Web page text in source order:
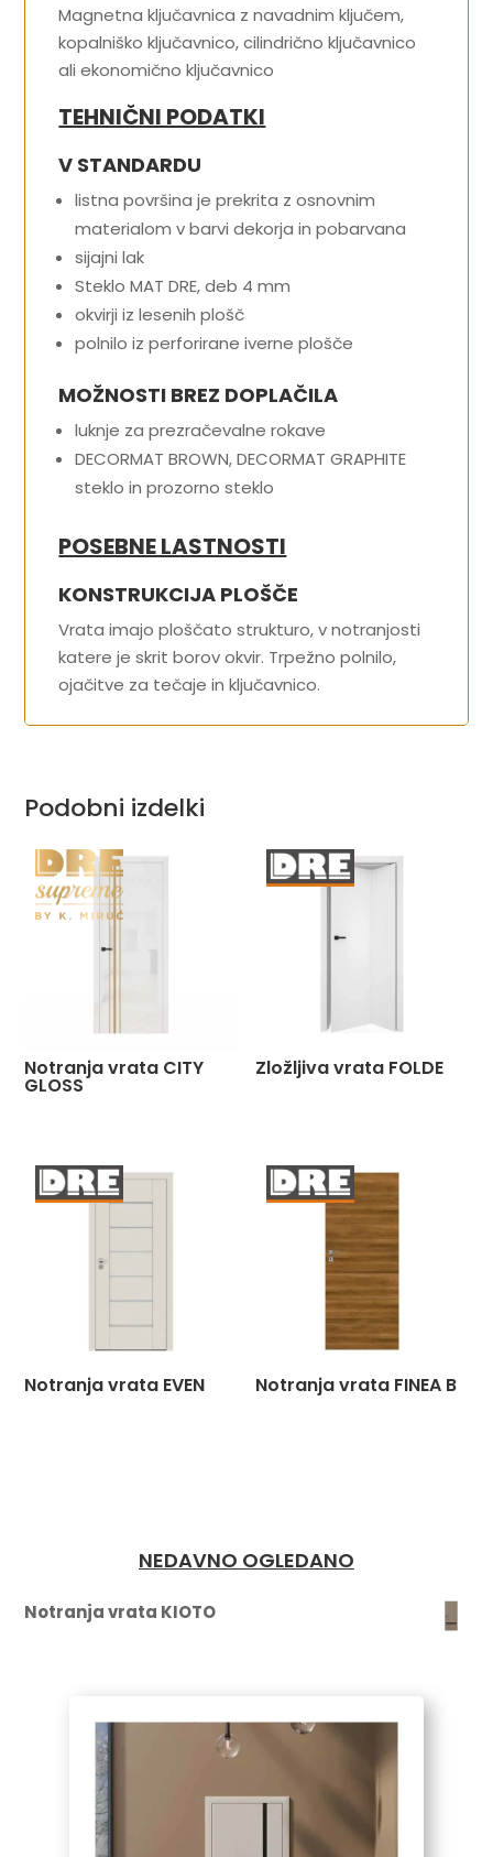
Magnetna ključavnica z navadnim ključem,
kopalniško ključavnico, cilindrično ključavnico
ali ekonomično ključavnico
TEHNIČNI PODATKI
V STANDARDU
listna površina je prekrita z osnovnim
materialom v barvi dekorja in pobarvana
sijajni lak
Steklo MAT DRE, deb 4 mm
okvirji iz lesenih plošč
polnilo iz perforirane iverne plošče
MOŽNOSTI BREZ DOPLAČILA
luknje za prezračevalne rokave
DECORMAT BROWN, DECORMAT GRAPHITE
steklo in prozorno steklo
POSEBNE LASTNOSTI
KONSTRUKCIJA PLOŠČE
Vrata imajo ploščato strukturo, v notranjosti
katere je skrit borov okvir. Trpežno polnilo,
ojačitve za tečaje in ključavnico.
Podobni izdelki
Notranja vrata CITY
GLOSS
Zložljiva vrata FOLDE
Notranja vrata EVEN Notranja vrata FINEA B
NEDAVNO OGLEDANO
Notranja vrata KIOTO